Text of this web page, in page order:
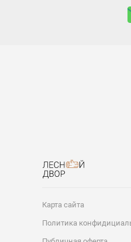
Карта сайта
Политика